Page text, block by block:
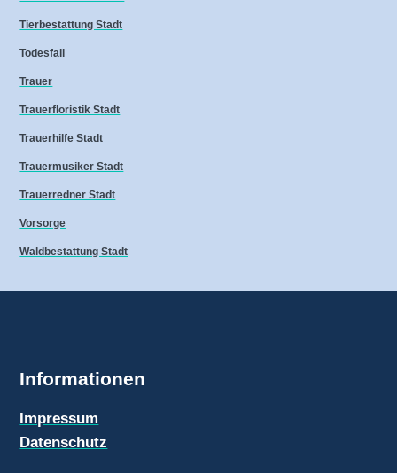
Tierbestattung Stadt
Todesfall
Trauer
Trauerfloristik Stadt
Trauerhilfe Stadt
Trauermusiker Stadt
Trauerredner Stadt
Vorsorge
Waldbestattung Stadt
Informationen
Impressum
Datenschutz